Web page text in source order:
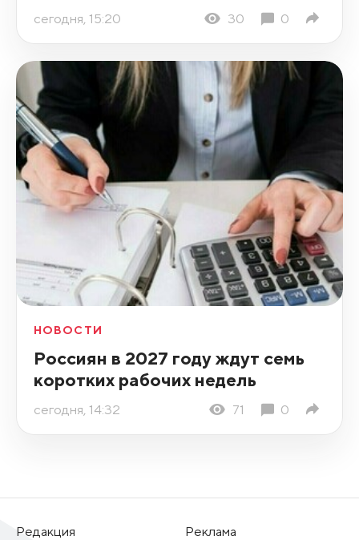
сегодня, 15:20 30 0
НОВОСТИ
Россиян в 2027 году ждут семь
коротких рабочих недель
сегодня, 14:32 71 0
Редакция
Реклама